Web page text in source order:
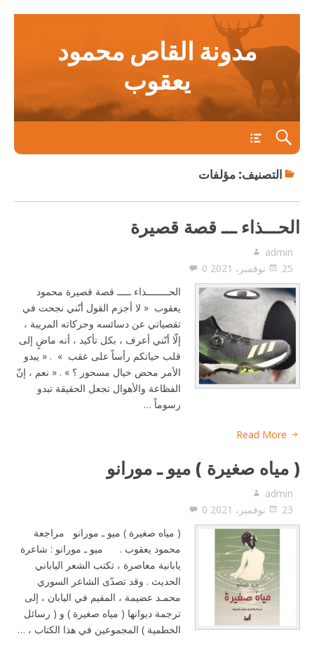
مدونة القاص محمود
يعقوب
main
التصنيف: مؤلفات
الحـــذاء ـــ قصة قصيرة
admin
25 نوفمبر، 2021
0
الحــــــــذاء ـــــ قصة قصيرة محمود
يعقوب « لا أجزم القول أنّني نجحت في
تقصياتي عن دسائسه وحركاته المريبة ،
إلّا أنّني أعرف ، بكل تأكيد ، أنه ماضٍ إلى
قلب حياتكم رأساً على عقب » . « يبدو
الأمر محض خيال مسحور ؟ » . « نعم ، إنّ
الفظاعة والأهوال تجعل الحقيقة تبدو
رسوماً …
Read More
( مياه صغيرة ) ميو ـ مورانو
admin
23 نوفمبر، 2021
0
( مياه صغيرة ) ميو ـ مورانو مراجعة
محمود يعقوب . ميو ـ مورانو : شاعرة
يابانية معاصرة ، تكتب الشعر الياباني
الحديث . وقد تصدّى الشاعر السوري
محمـد عضيمة ، المقيم في اليابان ، إلى
ترجمة ديوانها ( مياه صغيرة ) و ( رسائل
الخطمية ) المجموعين في هذا الكتاب ، …